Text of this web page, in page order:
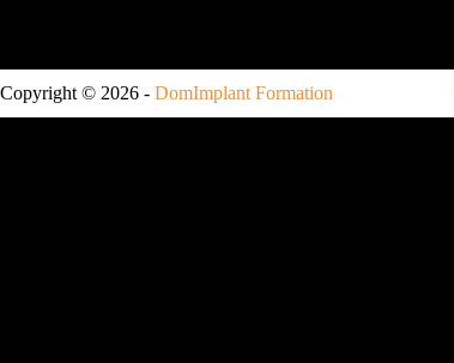
Copyright © 2026 - DomImplant Formation